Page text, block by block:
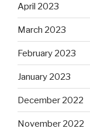
April 2023
March 2023
February 2023
January 2023
December 2022
November 2022